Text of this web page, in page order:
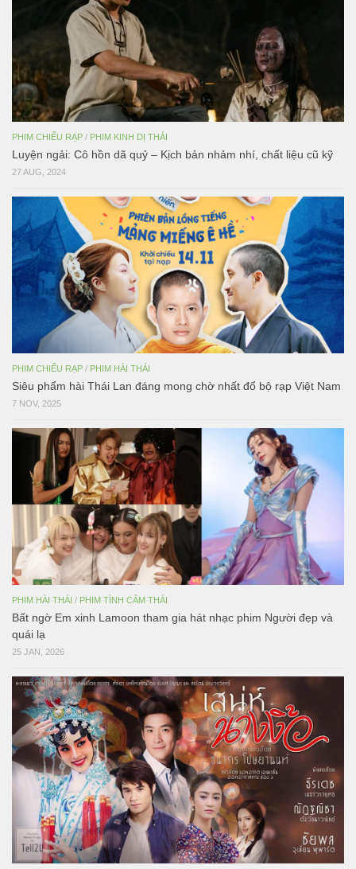
PHIM CHIẾU RẠP / PHIM KINH DỊ THÁI
Luyện ngải: Cô hồn dã quỷ – Kịch bản nhảm nhí, chất liệu cũ kỹ
27 AUG, 2024
PHIM CHIẾU RẠP / PHIM HÀI THÁI
Siêu phẩm hài Thái Lan đáng mong chờ nhất đổ bộ rạp Việt Nam
7 NOV, 2025
PHIM HÀI THÁI / PHIM TÌNH CẢM THÁI
Bất ngờ Em xinh Lamoon tham gia hát nhạc phim Người đẹp và
quái lạ
25 JAN, 2026